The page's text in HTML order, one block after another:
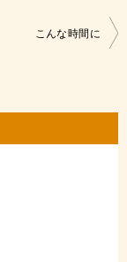
こんな時間に